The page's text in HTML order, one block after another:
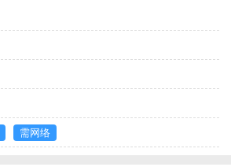
需网络